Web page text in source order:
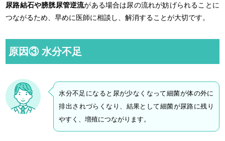
尿路結石や膀胱尿管逆流がある場合は尿の流れが妨げられることに
つながるため、早めに医師に相談し、解消することが大切です。
原因③ 水分不足
水分不足になると尿が少なくなって細菌が体の外に
排出されづらくなり、結果として細菌が尿路に残り
やすく、増殖につながります。